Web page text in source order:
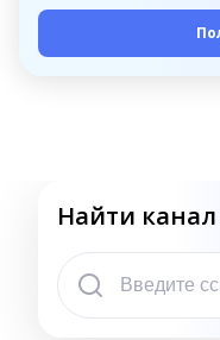
Найти канал